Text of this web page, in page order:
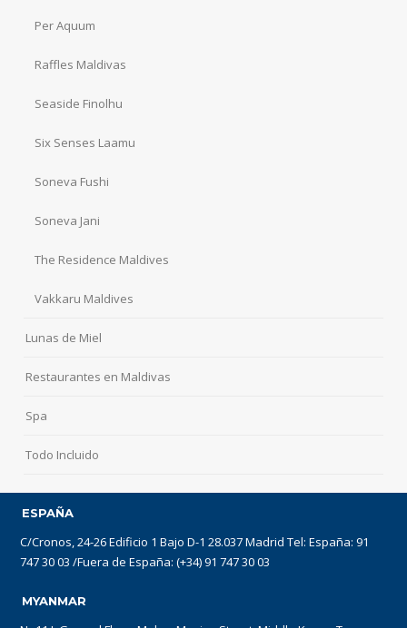
Per Aquum
Raffles Maldivas
Seaside Finolhu
Six Senses Laamu
Soneva Fushi
Soneva Jani
The Residence Maldives
Vakkaru Maldives
Lunas de Miel
Restaurantes en Maldivas
Spa
Todo Incluido
ESPAÑA
C/Cronos, 24-26 Edificio 1 Bajo D-1 28.037 Madrid Tel: España: 91
747 30 03 /Fuera de España: (+34) 91 747 30 03
MYANMAR